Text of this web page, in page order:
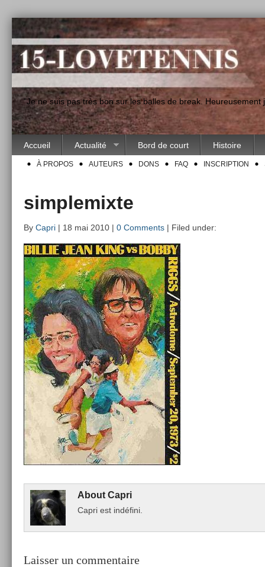
"Je ne suis pas très bon sur les balles de break.
Accueil Actualité Bord de court Histoire
À PROPOS AUTEURS DONS FAQ INSCRIPTION
simplemixte
By Capri | 18 mai 2010 | 0 Comments | Filed under:
About Capri
Capri est indéfini.
Laisser un commentaire